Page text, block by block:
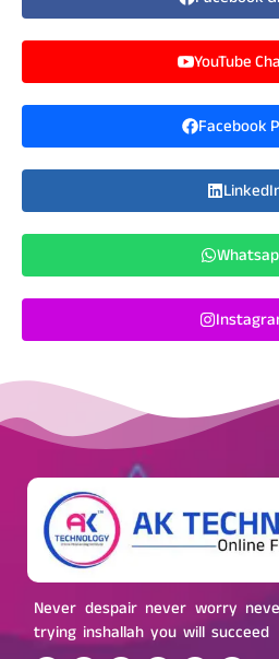
YouTube
Facebook
Never despair never worry
trying inshallah you will succeed